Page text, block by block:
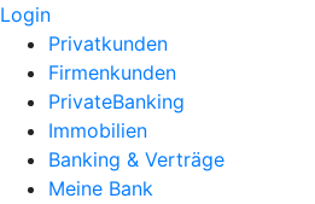
Login
Privatkunden
Firmenkunden
PrivateBanking
Immobilien
Banking & Verträge
Meine Bank